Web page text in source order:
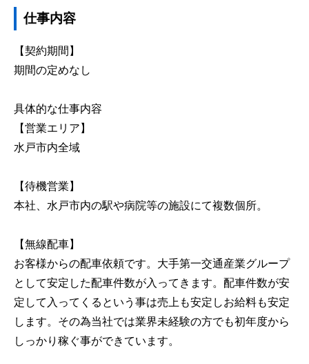
仕事内容
【契約期間】
期間の定めなし
具体的な仕事内容
【営業エリア】
水戸市内全域
【待機営業】
本社、水戸市内の駅や病院等の施設にて複数個所。
【無線配車】
お客様からの配車依頼です。大手第一交通産業グループ
として安定した配車件数が入ってきます。配車件数が安
定して入ってくるという事は売上も安定しお給料も安定
します。その為当社では業界未経験の方でも初年度から
しっかり稼ぐ事ができています。